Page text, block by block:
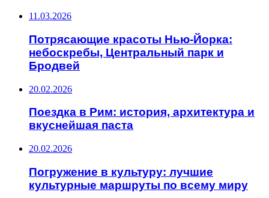
11.03.2026
Потрясающие красоты Нью-Йорка:
небоскребы, Центральный парк и
Бродвей
20.02.2026
Поездка в Рим: история, архитектура и
вкуснейшая паста
20.02.2026
Погружение в культуру: лучшие
культурные маршруты по всему миру